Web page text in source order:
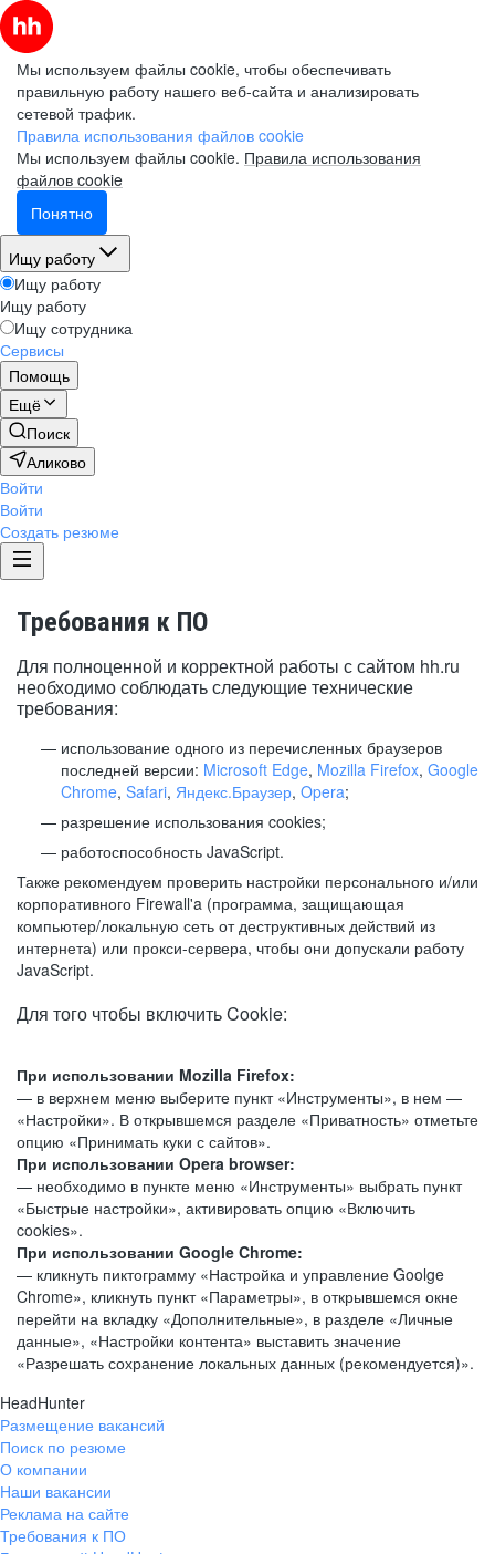
Мы используем файлы cookie, чтобы обеспечивать
правильную работу нашего веб-сайта и анализировать
сетевой трафик.
Правила использования файлов cookie
Мы используем файлы cookie. Правила использования
файлов cookie
Понятно
Ищу работу
Ищу работу
Ищу работу
Ищу сотрудника
Сервисы
Помощь
Ещё
Поиск
Аликово
Войти
Войти
Создать резюме
Требования к ПО
Для полноценной и корректной работы с сайтом hh.ru
необходимо соблюдать следующие технические
требования:
использование одного из перечисленных браузеров
последней версии: Microsoft Edge, Mozilla Firefox, Google
Chrome, Safari, Яндекс.Браузер, Opera;
разрешение использования cookies;
работоспособность JavaScript.
Также рекомендуем проверить настройки персонального и/или
корпоративного Firewall'a (программа, защищающая
компьютер/локальную сеть от деструктивных действий из
интернета) или прокси-сервера, чтобы они допускали работу
JavaScript.
Для того чтобы включить Cookie:
При использовании Mozilla Firefox:
— в верхнем меню выберите пункт «Инструменты», в нем —
«Настройки». В открывшемся разделе «Приватность» отметьте
опцию «Принимать куки с сайтов».
При использовании Opera browser:
— необходимо в пункте меню «Инструменты» выбрать пункт
«Быстрые настройки», активировать опцию «Включить
cookies».
При использовании Google Chrome:
— кликнуть пиктограмму «Настройка и управление Goolge
Chrome», кликнуть пункт «Параметры», в открывшемся окне
перейти на вкладку «Дополнительные», в разделе «Личные
данные», «Настройки контента» выставить значение
«Разрешать сохранение локальных данных (рекомендуется)».
HeadHunter
Размещение вакансий
Поиск по резюме
О компании
Наши вакансии
Реклама на сайте
Требования к ПО